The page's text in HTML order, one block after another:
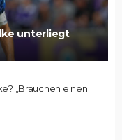
unterliegt
„Brauchen einen